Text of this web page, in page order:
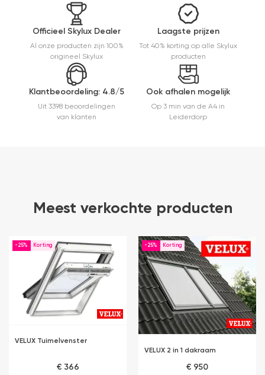
mooie
afwerking
en
eenvoudig
te
monteren.
Een prima
ervaring.
Officieel Skylux Dealer
Al onze producten zijn 100%
origineel Skylux
Laagste prijzen
Tot 40% korting op alle Skylux
producten
Klantbeoordeling: 4.8/5
Uit 3398 beoordelingen
van klanten
Ook afhalen mogelijk
Op 3 min van de A4 in
Leiderdorp
Meest verkochte producten
-25%
VELUX Tuimelvenster
€ 366
-25%
VELUX 2 in 1 dakraam
€ 950